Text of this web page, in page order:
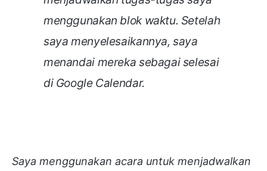
menggunakan blok waktu. Setelah
saya menyelesaikannya, saya
menandai mereka sebagai selesai
di Google Calendar.
Saya menggunakan acara untuk menjadwalkan